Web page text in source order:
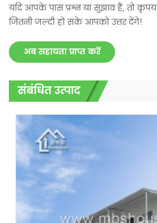
यदि आपके पास प्रश्न या सुझाव हैं, तो
जितनी जल्दी हो सके आपको उत्तर देंगे!
अब सहायता प्राप्त करें
संबंधित उत्पाद